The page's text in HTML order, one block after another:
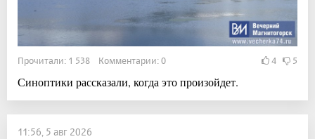
Прочитали: 1 538 Комментарии: 0 4 5
Синоптики рассказали, когда это произойдет.
11:56, 5 авг 2026